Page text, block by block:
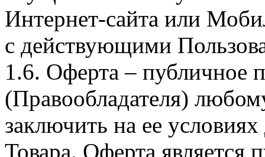
Интернет-сайта или
с действующими
1.6. Оферта – публичное
(Правообладателя)
заключить на ее
Товара. Оферта является